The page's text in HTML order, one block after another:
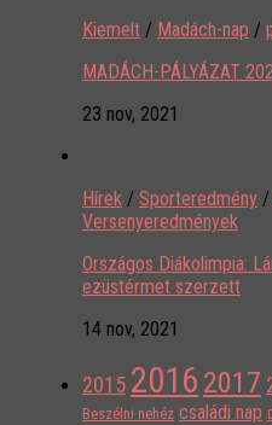
Kiemelt / Madách-nap /
MADÁCH-PÁLYÁZAT
23 nov, 2021
Hírek / Sporteredmény /
Versenyeredmények
Országos Diákolimpia:
ezüstérmet szerzett
14 nov, 2021
2015 2016 2017
Beszélni nehéz családi nap